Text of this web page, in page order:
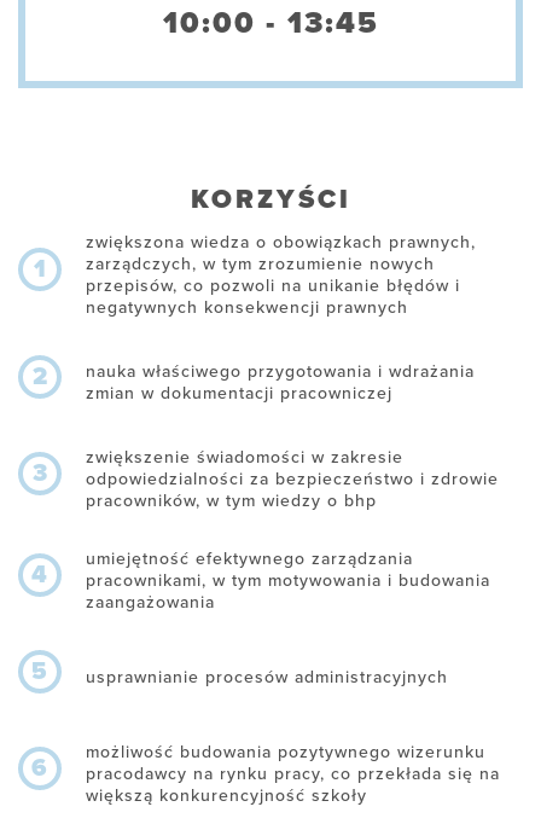
10:00 - 13:45
KORZYŚCI
1
zwiększona wiedza o obowiązkach prawnych,
zarządczych, w tym zrozumienie nowych
przepisów, co pozwoli na unikanie błędów i
negatywnych konsekwencji prawnych
2
nauka właściwego przygotowania i wdrażania
zmian w dokumentacji pracowniczej
3
zwiększenie świadomości w zakresie
odpowiedzialności za bezpieczeństwo i zdrowie
pracowników, w tym wiedzy o bhp
4
umiejętność efektywnego zarządzania
pracownikami, w tym motywowania i budowania
zaangażowania
5 usprawnianie procesów administracyjnych
6
możliwość budowania pozytywnego wizerunku
pracodawcy na rynku pracy, co przekłada się na
większą konkurencyjność szkoły